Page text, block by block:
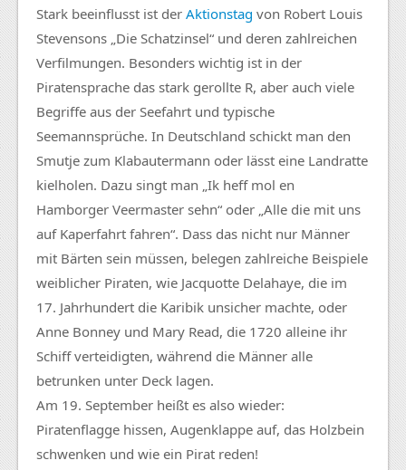
Stark beeinflusst ist der Aktionstag von Robert Louis
Stevensons „Die Schatzinsel“ und deren zahlreichen
Verfilmungen. Besonders wichtig ist in der
Piratensprache das stark gerollte R, aber auch viele
Begriffe aus der Seefahrt und typische
Seemannsprüche. In Deutschland schickt man den
Smutje zum Klabautermann oder lässt eine Landratte
kielholen. Dazu singt man „Ik heff mol en
Hamborger Veermaster sehn“ oder „Alle die mit uns
auf Kaperfahrt fahren“. Dass das nicht nur Männer
mit Bärten sein müssen, belegen zahlreiche Beispiele
weiblicher Piraten, wie Jacquotte Delahaye, die im
17. Jahrhundert die Karibik unsicher machte, oder
Anne Bonney und Mary Read, die 1720 alleine ihr
Schiff verteidigten, während die Männer alle
betrunken unter Deck lagen.
Am 19. September heißt es also wieder:
Piratenflagge hissen, Augenklappe auf, das Holzbein
schwenken und wie ein Pirat reden!